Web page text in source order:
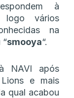
à
logo vários
na
“smooya“.
NAVI após
e mais
qual acabou